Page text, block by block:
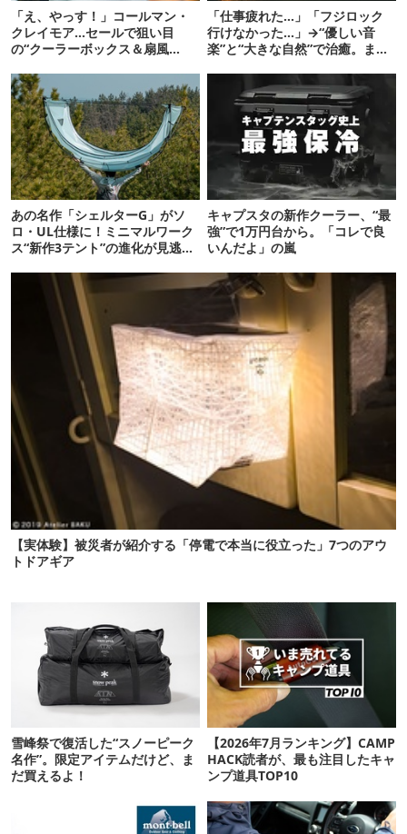
「え、やっす！」コールマン・
クレイモア…セールで狙い目
の“クーラーボックス＆扇風
「仕事疲れた…」「フジロック
行けなかった…」→“優しい音
楽”と“大きな自然”で治癒。まだ
あの名作「シェルターG」がソ
ロ・UL仕様に！ミニマルワーク
ス“新作3テント”の進化が見逃せ
キャプスタの新作クーラー、“最
強”で1万円台から。「コレで良
いんだよ」の嵐
【実体験】被災者が紹介する「停電で本当に役立った」7つのアウ
トドアギア
雪峰祭で復活した“スノーピーク
名作”。限定アイテムだけど、ま
だ買えるよ！
【2026年7月ランキング】CAMP
HACK読者が、最も注目したキャ
ンプ道具TOP10